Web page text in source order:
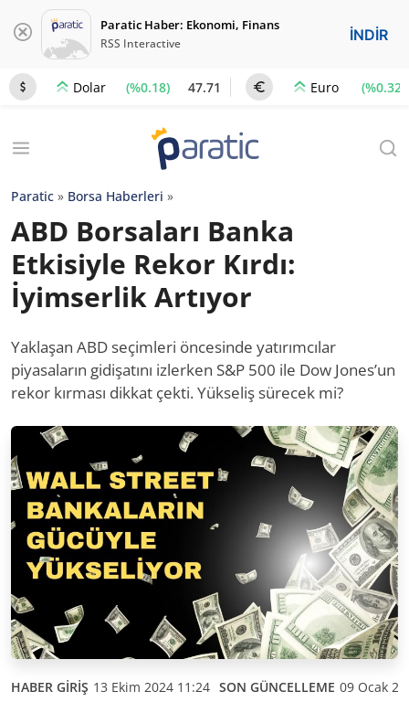
Paratic Haber: Ekonomi, Finans
RSS Interactive İNDİR
Dolar (%0.18) 47.71 Euro (%0.32)
Paratic » Borsa Haberleri »
ABD Borsaları Banka
Etkisiyle Rekor Kırdı:
İyimserlik Artıyor
Yaklaşan ABD seçimleri öncesinde yatırımcılar
piyasaların gidişatını izlerken S&P 500 ile Dow Jones’un
rekor kırması dikkat çekti. Yükseliş sürecek mi?
HABER GİRİŞ 13 Ekim 2024 11:24 SON GÜNCELLEME 09 Ocak